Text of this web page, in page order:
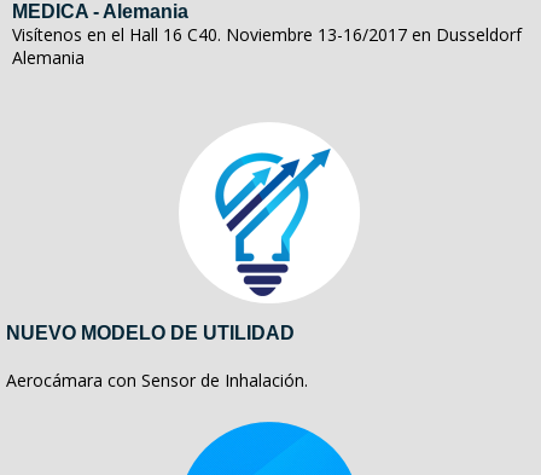
MEDICA - Alemania
Visítenos en el Hall 16 C40. Noviembre 13-16/2017 en Dusseldorf
Alemania
NUEVO MODELO DE UTILIDAD
Aerocámara con Sensor de Inhalación.